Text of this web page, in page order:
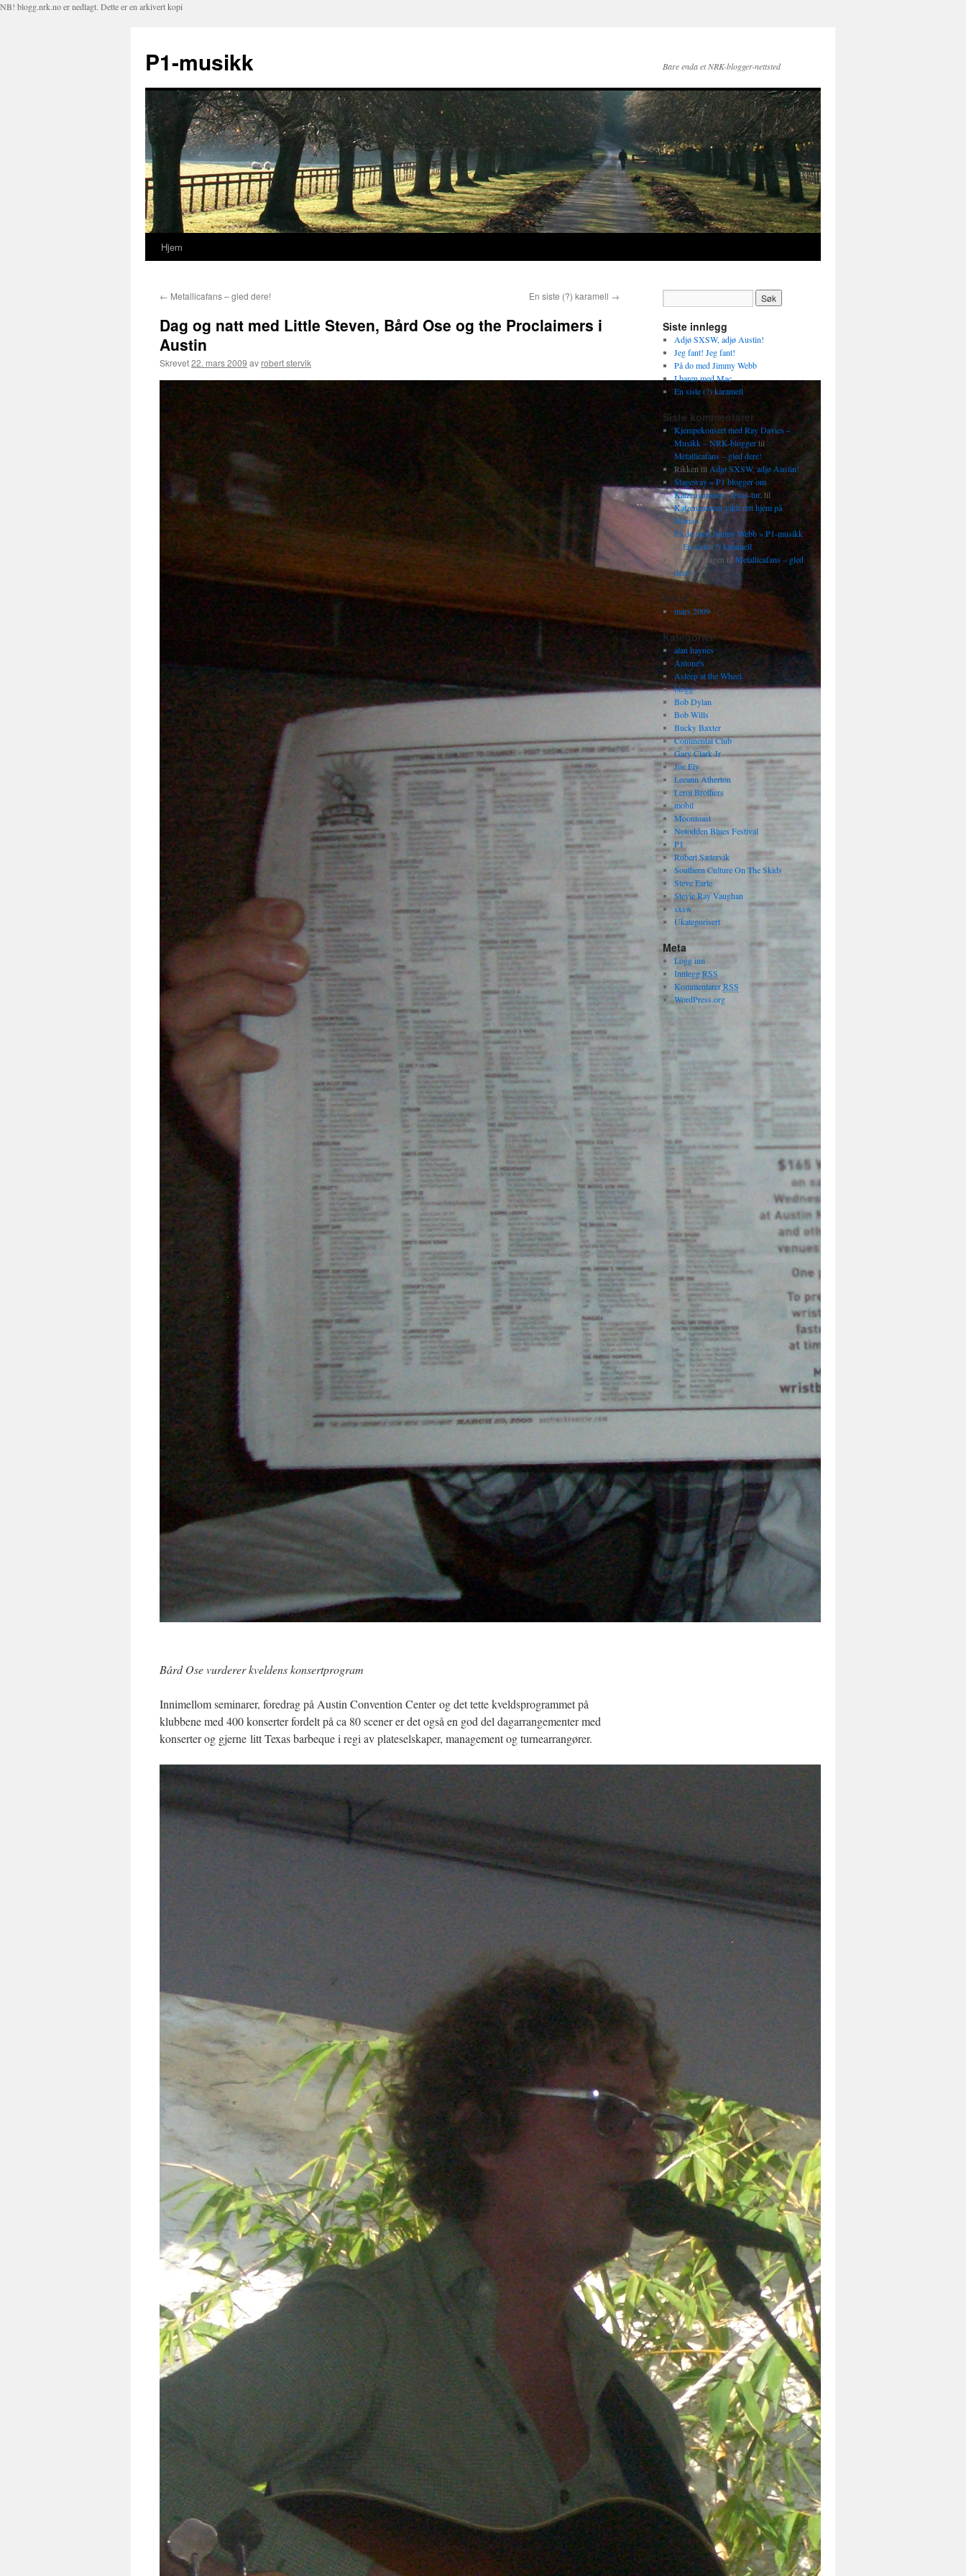
NB! blogg.nrk.no er nedlagt. Dette er en arkivert kopi
P1-musikk Bare enda et NRK-blogger-nettsted
Hopp
innhold
Hjem
← Metallicafans – gled dere! En siste (?) karamell →
Dag og natt med Little Steven, Bård Ose og the Proclaimers i
Austin
Skrevet22. mars 2009 av robert stervik
Bård Ose vurderer kveldens konsertprogram
Innimellom seminarer, foredrag på Austin Convention Center og det tette kveldsprogrammet på
klubbene med 400 konserter fordelt på ca 80 scener er det også en god del dagarrangementer med
konserter og gjerne litt Texas barbeque i regi av plateselskaper, management og turnearrangører.
Siste innlegg
Adjø SXSW, adjø Austin!
Jeg fant! Jeg fant!
På do med Jimmy Webb
I baren med Mac
En siste (?) karamell
Siste kommentarer
Kjempekonsert med Ray Davies –
Musikk – NRK-bloggertil
Metallicafans – gled dere!
Rikken til Adjø SXSW, adjø Austin!
Stageway » P1 blogger om
Katzenjammers Texas-tur. til
Katzenjammer gikk rett hjem på
Maria's
På do med Jimmy Webb » P1-musikk
til En siste (?) karamell
Per Ole Hagen tilMetallicafans – gled
dere!
Arkiv
mars 2009
Kategorier
alan haynes
Antone's
Asleep at the Wheel
blogg
Bob Dylan
Bob Wills
Bucky Baxter
Continental Club
Gary Clark Jr
Joe Ely
Leeann Atherton
Leroi Brothers
mobil
Moontoast
Notodden Blues Festival
P1
Robert Sætervik
Southern Culture On The Skids
Steve Earle
Stevie Ray Vaughan
sxsw
Ukategorisert
Meta
Logg inn
InnleggRSS
KommentarerRSS
WordPress.org